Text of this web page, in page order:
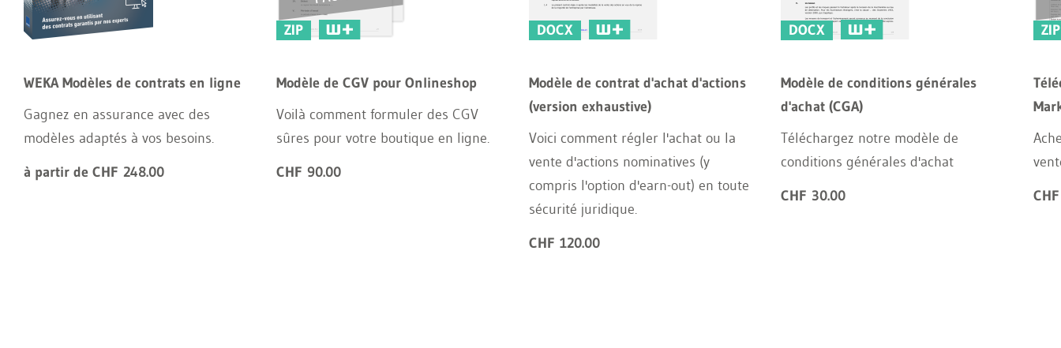
WEKA Modèles de contrats en ligne
Gagnez en assurance avec des
modèles adaptés à vos besoins.
à partir de CHF 248.00
ZIP
Modèle de CGV pour Onlineshop
Voilà comment formuler des CGV
sûres pour votre boutique en ligne.
CHF 90.00
DOCX
Modèle de contrat d'achat d'actions
(version exhaustive)
Voici comment régler l'achat ou la
vente d'actions nominatives (y
compris l'option d'earn-out) en toute
sécurité juridique.
CHF 120.00
DOCX
Modèle de conditions générales
d'achat (CGA)
Téléchargez notre modèle de
conditions générales d'achat
CHF 30.00
ZIP